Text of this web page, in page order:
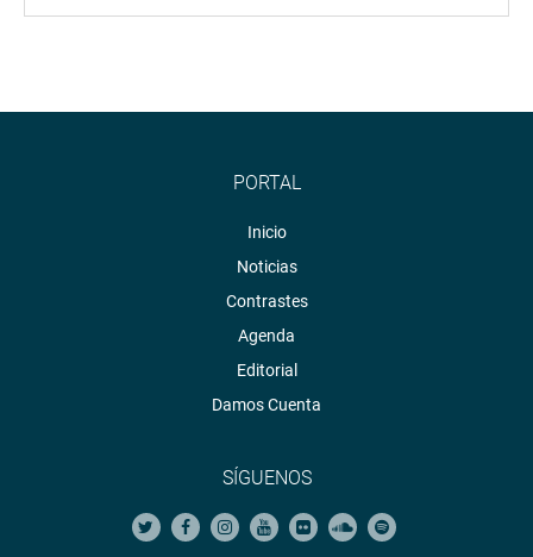
PORTAL
Inicio
Noticias
Contrastes
Agenda
Editorial
Damos Cuenta
SÍGUENOS